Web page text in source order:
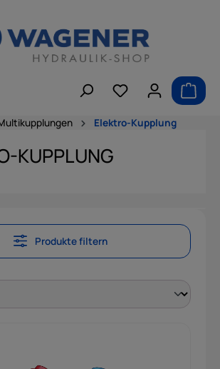
Elektro-Kupplung
KUPPLUNG
Produkte filtern